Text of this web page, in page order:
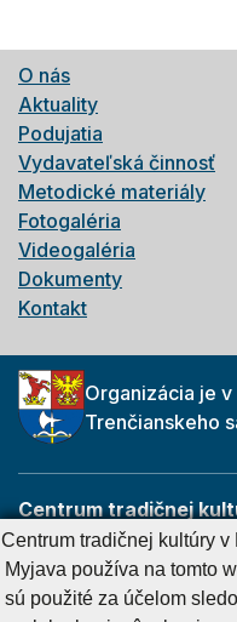
O nás
Aktuality
Podujatia
Vydavateľská činnosť
Metodické materiály
Fotogaléria
Videogaléria
Dokumenty
Kontakt
Organizácia je
Trenčianskeho
Centrum tradičnej
Partizánska 290/17
907 01 Myjava
Centrum tradičnej kultúry
Myjava používa na tomto
sú použité za účelom